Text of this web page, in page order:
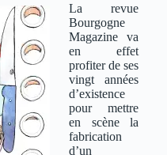
La revue
Bourgogne
Magazine va
en effet
profiter de ses
vingt années
d’existence
pour mettre
en scène la
fabrication
d’un